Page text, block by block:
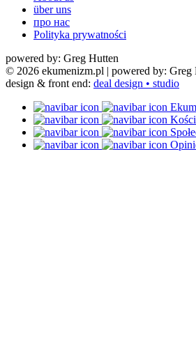
über uns
про нас
Polityka prywatności
powered by: Greg Hutten
© 2026 ekumenizm.pl | powered by: Greg
design & front end: deal design • studio